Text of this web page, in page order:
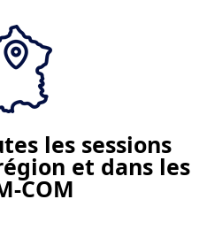
les sessions
et dans les
COM